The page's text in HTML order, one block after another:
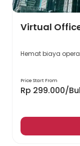
Virtual
Hemat biaya
Price Start From
Rp 299.000/